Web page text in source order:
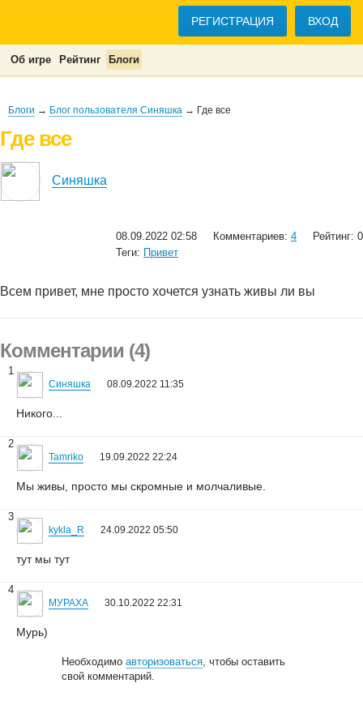
РЕГИСТРАЦИЯ ВХОД
Об игре Рейтинг Блоги
Блоги → Блог пользователя Синяшка → Где все
Где все
Синяшка
08.09.2022 02:58 Комментариев: 4
Рейтинг: 0
Теги: Привет
Всем привет, мне просто хочется узнать живы ли вы
Комментарии (4)
1
Синяшка 08.09.2022 11:35
Никого...
2
Tamriko 19.09.2022 22:24
Мы живы, просто мы скромные и молчаливые.
3
kykla_R 24.09.2022 05:50
тут мы тут
4
МУРАХА 30.10.2022 22:31
Мурь)
Необходимоавторизоваться, чтобы оставить
свой комментарий.